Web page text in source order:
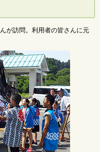
が訪問。利用者の皆さんに元